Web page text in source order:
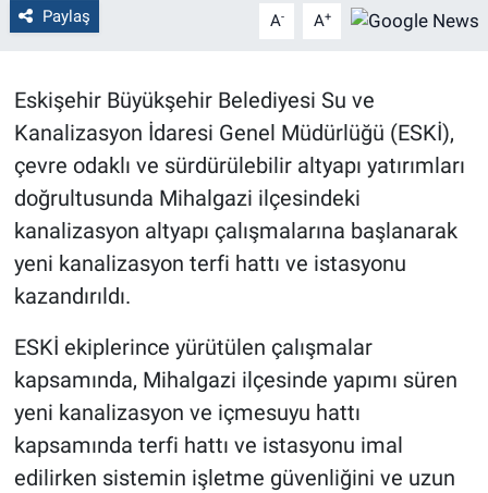
Paylaş A- A+
Eskişehir Büyükşehir Belediyesi Su ve
Kanalizasyon İdaresi Genel Müdürlüğü (ESKİ),
çevre odaklı ve sürdürülebilir altyapı yatırımları
doğrultusunda Mihalgazi ilçesindeki
kanalizasyon altyapı çalışmalarına başlanarak
yeni kanalizasyon terfi hattı ve istasyonu
kazandırıldı.
ESKİ ekiplerince yürütülen çalışmalar
kapsamında, Mihalgazi ilçesinde yapımı süren
yeni kanalizasyon ve içmesuyu hattı
kapsamında terfi hattı ve istasyonu imal
edilirken sistemin işletme güvenliğini ve uzun
Gezi
Çevre
Yerel
Magazin
Bilim ve Teknoloji